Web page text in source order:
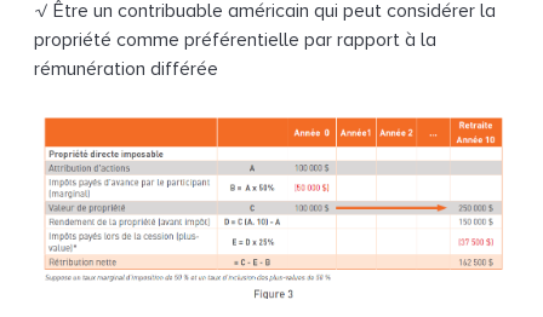
√ Être un contribuable américain qui peut considérer la
propriété comme préférentielle par rapport à la
rémunération différée